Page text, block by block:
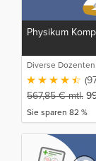
Physikum
Diverse Dozenten
567,85€mtl.
Sie sparen 82 %